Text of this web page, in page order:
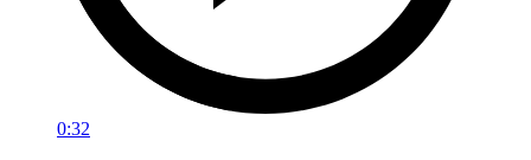
0:32